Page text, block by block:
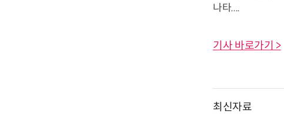
나타....
기사 바로가기 >
최신자료